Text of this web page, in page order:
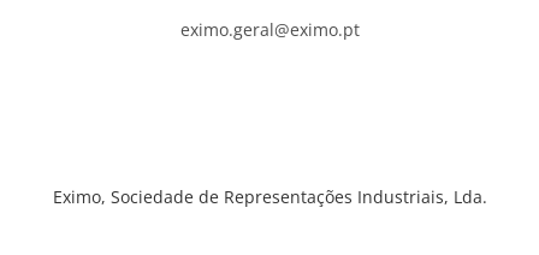
eximo.geral@eximo.pt
Eximo, Sociedade de Representações Industriais, Lda.